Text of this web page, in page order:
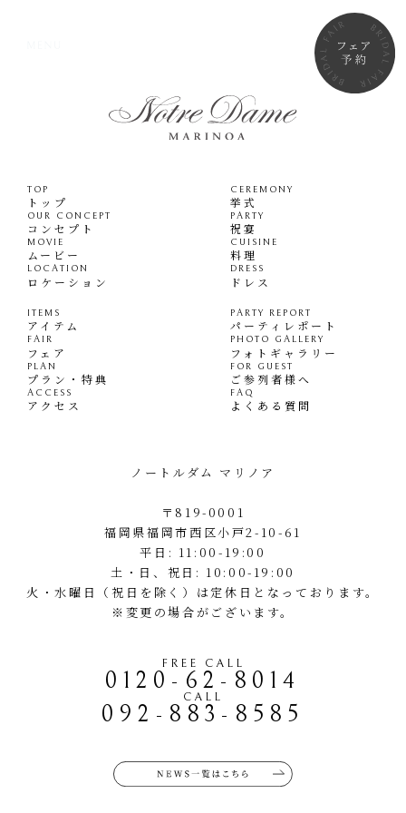
TOP
トップ
OUR CONCEPT
コンセプト
MOVIE
ムービー
LOCATION
ロケーション
CEREMONY
挙式
PARTY
祝宴
CUISINE
料理
DRESS
ドレス
ITEMS
アイテム
FAIR
フェア
PLAN
プラン・特典
ACCESS
アクセス
PARTY REPORT
パーティレポート
PHOTO GALLERY
フォトギャラリー
FOR GUEST
ご参列者様へ
FAQ
よくある質問
ノートルダム マリノア
〒819-0001
福岡県福岡市西区小戸2-10-61
平日: 11:00-19:00
土・日、祝日: 10:00-19:00
火・水曜日（祝日を除く）は定休日となっております。
※変更の場合がございます。
FREE CALL
0120-62-8014
CALL
092-883-8585